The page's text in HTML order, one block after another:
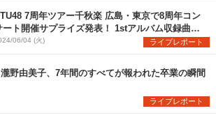
7周年ツアー千秋楽 広島・東京で8周年コン
ート開催サプライズ発表！ 1stアルバム収録曲
月と僕と新しい自分」初披露
06/04 (火) ライブレポート
野由美子、7年間のすべてが報われた卒業の瞬間
ライブレポート